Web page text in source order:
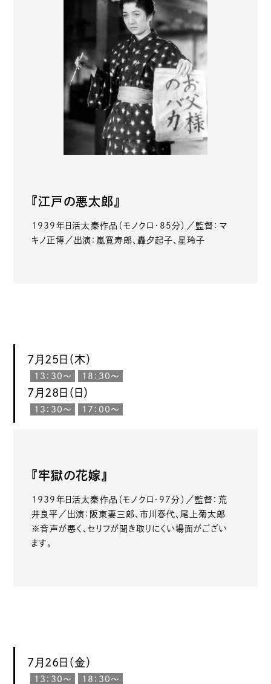
『江戸の悪太郎』
1939年日活太秦作品（モノクロ・85分）／監督：マ
キノ正博／出演：嵐寛寿郎、轟夕起子、星玲子
7月25日（木）
13：30〜 18：30〜
7月28日（日）
13：30〜 17：00〜
『牢獄の花嫁』
1939年日活太秦作品（モノクロ・97分）／監督：荒
井良平／出演：阪東妻三郎、市川春代、尾上菊太郎
※音声が悪く、セリフが聞き取りにくい場面がござい
ます。
7月26日（金）
13：30〜 18：30〜